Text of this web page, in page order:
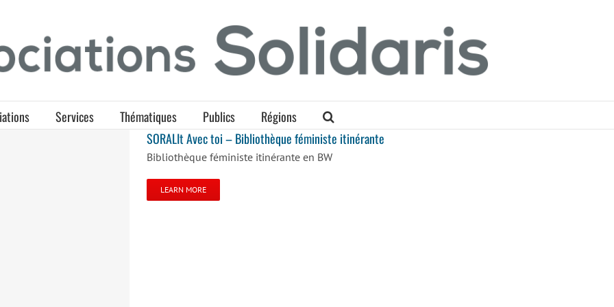
Services Thématiques Publics Régions
SORALIt Avec toi – Bibliothèque féministe itinérante
Bibliothèque féministe itinérante en BW
LEARN MORE